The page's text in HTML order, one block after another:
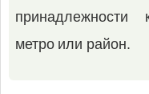
принадлежности
метро или район.